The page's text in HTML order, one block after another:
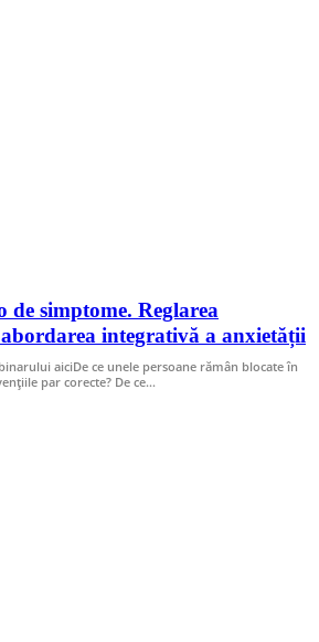
de simptome. Reglarea
integrativă a anxietății
aiciDe ce unele persoane rămân blocate în
par corecte? De ce…